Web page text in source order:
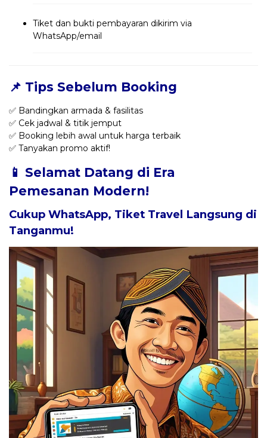
Tiket dan bukti pembayaran dikirim via
WhatsApp/email
📌 Tips Sebelum Booking
✅ Bandingkan armada & fasilitas
✅ Cek jadwal & titik jemput
✅ Booking lebih awal untuk harga terbaik
✅ Tanyakan promo aktif!
📱 Selamat Datang di Era
Pemesanan Modern!
Cukup WhatsApp, Tiket Travel Langsung di
Tanganmu!